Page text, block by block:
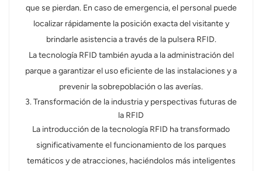
que se pierdan. En caso de emergencia, el personal puede
localizar rápidamente la posición exacta del visitante y
brindarle asistencia a través de la pulsera RFID.
La tecnología RFID también ayuda a la administración del
parque a garantizar el uso eficiente de las instalaciones y a
prevenir la sobrepoblación o las averías.
3. Transformación de la industria y perspectivas futuras de
la RFID
La introducción de la tecnología RFID ha transformado
significativamente el funcionamiento de los parques
temáticos y de atracciones, haciéndolos más inteligentes